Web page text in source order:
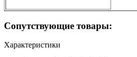
Сопутствующие товары:
Характеристики